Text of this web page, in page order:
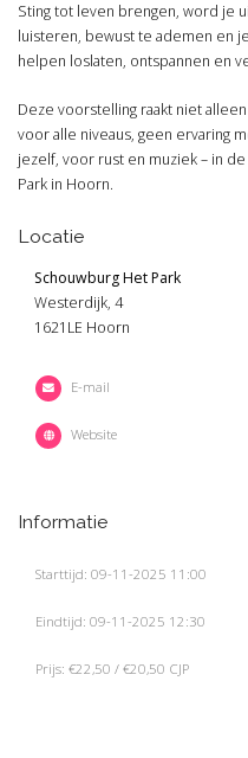
Sting tot leven brengen, word je
luisteren, bewust te ademen en
helpen loslaten, ontspannen en
Deze voorstelling raakt niet
voor alle niveaus, geen ervaring
jezelf, voor rust en muziek – in
Park in Hoorn.
Locatie
Schouwburg Het Park
Westerdijk, 4
1621LE Hoorn
E-mail
Website
Informatie
Starttijd: 09-11-2025 11:00
Eindtijd: 09-11-2025 12:30
Prijs: €22,50 / €20,50 CJP